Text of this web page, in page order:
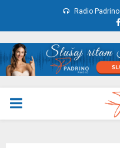
Radio Padrino
PRIMARY